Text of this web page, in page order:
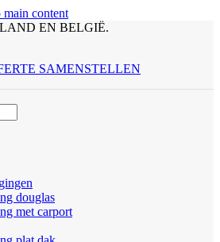
main content
EN BELGIË.
SAMENSTELLEN
douglas
met carport